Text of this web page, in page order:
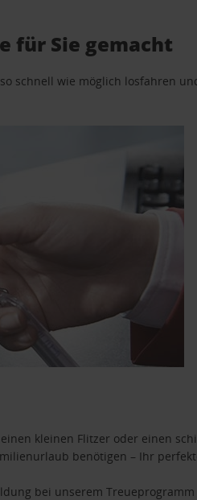
für Sie gemacht
schnell wie möglich losfahren
kleinen Flitzer oder einen
benötigen – Ihr
bei unserem